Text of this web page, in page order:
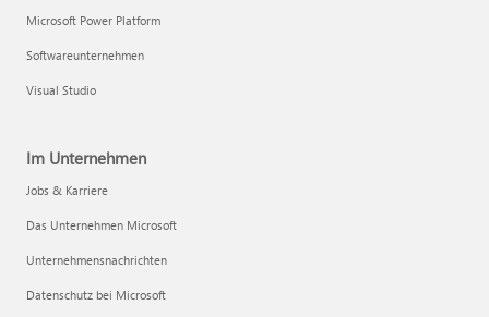
Microsoft Power Platform
Softwareunternehmen
Visual Studio
Im Unternehmen
Jobs & Karriere
Das Unternehmen Microsoft
Unternehmensnachrichten
Datenschutz bei Microsoft